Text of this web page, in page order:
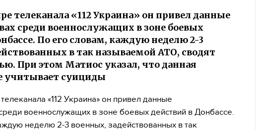
телеканала «112 Украина» он привел данные
среди военнослужащих в зоне боевых
По его словам, каждую неделю 2-3
в так называемой АТО, сводят
При этом Матиос указал, что данная
учитывает суициды
«112 Украина» он привел данные
военнослужащих в зоне боевых действий в Донбассе.
неделю 2-3 военных, задействованных в так